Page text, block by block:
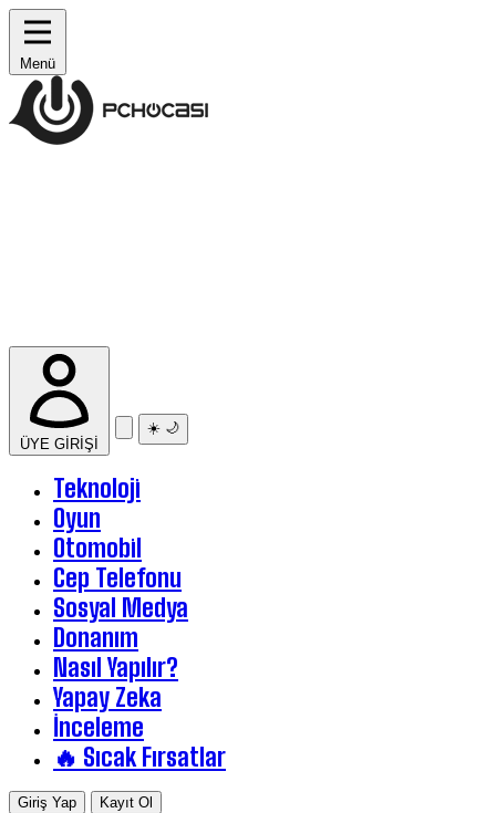
Menü
ÜYE GİRİŞİ
☀️ 🌙
Teknoloji
Oyun
Otomobil
Cep Telefonu
Sosyal Medya
Donanım
Nasıl Yapılır?
Yapay Zeka
İnceleme
🔥 Sıcak Fırsatlar
Giriş Yap Kayıt Ol